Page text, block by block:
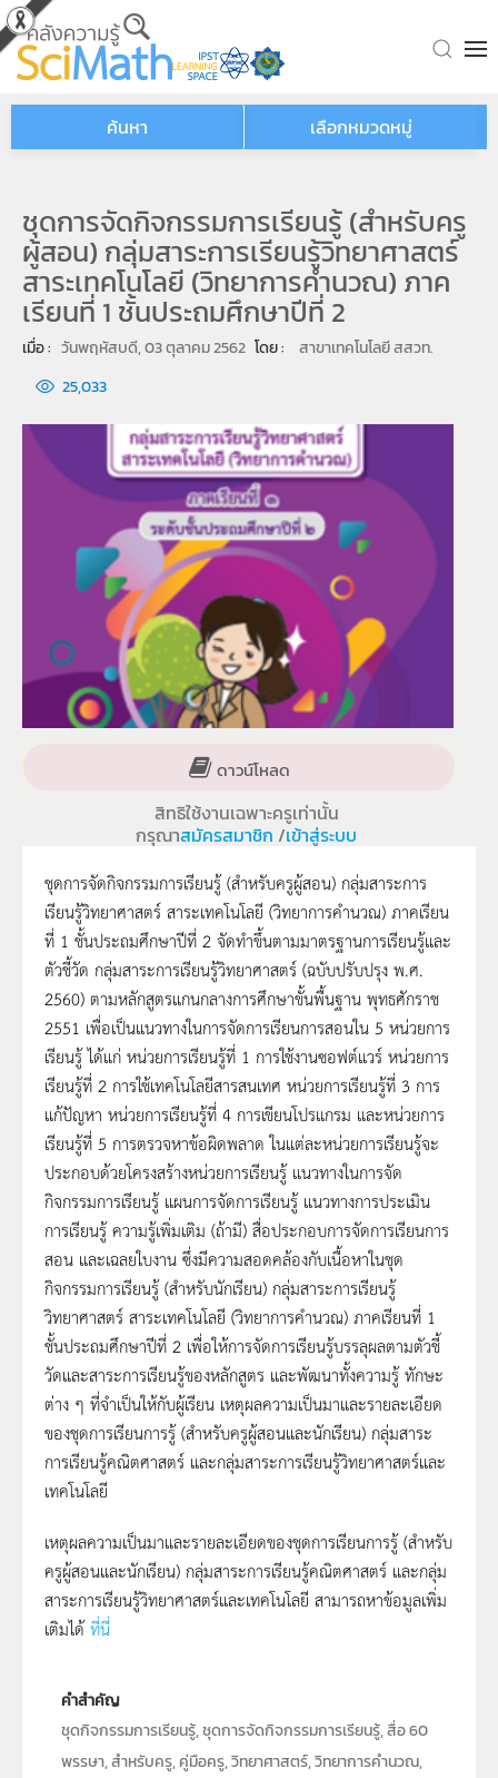
Skip to main content
ค้นหา เลือกหมวดหมู่
ชุดการจัดกิจกรรมการเรียนรู้ (สำหรับครู
ผู้สอน) กลุ่มสาระการเรียนรู้วิทยาศาสตร์
สาระเทคโนโลยี (วิทยาการคำนวณ) ภาค
เรียนที่ 1 ชั้นประถมศึกษาปีที่ 2
เมื่อ : วันพฤหัสบดี, 03 ตุลาคม 2562 โดย :
สาขาเทคโนโลยี สสวท.
25,033
ดาวน์โหลด
สิทธิใช้งานเฉพาะครูเท่านั้น
กรุณาสมัครสมาชิก /เข้าสู่ระบบ
ชุดการจัดกิจกรรมการเรียนรู้ (สำหรับครูผู้สอน) กลุ่มสาระการ
เรียนรู้วิทยาศาสตร์ สาระเทคโนโลยี (วิทยาการคำนวณ) ภาคเรียน
ที่ 1 ชั้นประถมศึกษาปีที่ 2 จัดทำขึ้นตามมาตรฐานการเรียนรู้และ
ตัวชี้วัด กลุ่มสาระการเรียนรู้วิทยาศาสตร์ (ฉบับปรับปรุง พ.ศ.
2560) ตามหลักสูตรแกนกลางการศึกษาขั้นพื้นฐาน พุทธศักราช
2551 เพื่อเป็นแนวทางในการจัดการเรียนการสอนใน 5 หน่วยการ
เรียนรู้ ได้แก่ หน่วยการเรียนรู้ที่ 1 การใช้งานซอฟต์แวร์ หน่วยการ
เรียนรู้ที่ 2 การใช้เทคโนโลยีสารสนเทศ หน่วยการเรียนรู้ที่ 3 การ
แก้ปัญหา หน่วยการเรียนรู้ที่ 4 การเขียนโปรแกรม และหน่วยการ
เรียนรู้ที่ 5 การตรวจหาข้อผิดพลาด ในแต่ละหน่วยการเรียนรู้จะ
ประกอบด้วยโครงสร้างหน่วยการเรียนรู้ แนวทางในการจัด
กิจกรรมการเรียนรู้ แผนการจัดการเรียนรู้ แนวทางการประเมิน
การเรียนรู้ ความรู้เพิ่มเติม (ถ้ามี) สื่อประกอบการจัดการเรียนการ
สอน และเฉลยใบงาน ซึ่งมีความสอดคล้องกับเนื้อหาในชุด
กิจกรรมการเรียนรู้ (สำหรับนักเรียน) กลุ่มสาระการเรียนรู้
วิทยาศาสตร์ สาระเทคโนโลยี (วิทยาการคำนวณ) ภาคเรียนที่ 1
ชั้นประถมศึกษาปีที่ 2 เพื่อให้การจัดการเรียนรู้บรรลุผลตามตัวชี้
วัดและสาระการเรียนรู้ของหลักสูตร และพัฒนาทั้งความรู้ ทักษะ
ต่าง ๆ ที่จำเป็นให้กับผู้เรียน เหตุผลความเป็นมาและรายละเอียด
ของชุดการเรียนการรู้ (สำหรับครูผู้สอนและนักเรียน) กลุ่มสาระ
การเรียนรู้คณิตศาสตร์ และกลุ่มสาระการเรียนรู้วิทยาศาสตร์และ
เทคโนโลยี
เหตุผลความเป็นมาและรายละเอียดของชุดการเรียนการรู้ (สำหรับ
ครูผู้สอนและนักเรียน) กลุ่มสาระการเรียนรู้คณิตศาสตร์ และกลุ่ม
สาระการเรียนรู้วิทยาศาสตร์และเทคโนโลยี สามารถหาข้อมูลเพิ่ม
เติมได้ที่นี่
คำสำคัญ
ชุดกิจกรรมการเรียนรู้, ชุดการจัดกิจกรรมการเรียนรู้, สื่อ 60
พรรษา, สำหรับครู, คู่มือครู, วิทยาศาสตร์, วิทยาการคำนวณ,